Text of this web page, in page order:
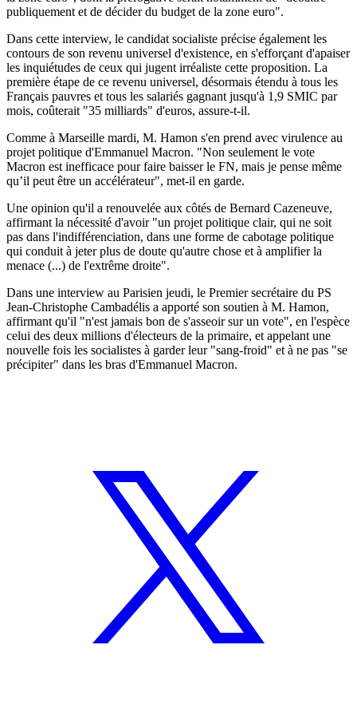
publiquement et de décider du budget de la zone euro".
Dans cette interview, le candidat socialiste précise également les
contours de son revenu universel d'existence, en s'efforçant d'apaiser
les inquiétudes de ceux qui jugent irréaliste cette proposition. La
première étape de ce revenu universel, désormais étendu à tous les
Français pauvres et tous les salariés gagnant jusqu'à 1,9 SMIC par
mois, coûterait "35 milliards" d'euros, assure-t-il.
Comme à Marseille mardi, M. Hamon s'en prend avec virulence au
projet politique d'Emmanuel Macron. "Non seulement le vote
Macron est inefficace pour faire baisser le FN, mais je pense même
qu’il peut être un accélérateur", met-il en garde.
Une opinion qu'il a renouvelée aux côtés de Bernard Cazeneuve,
affirmant la nécessité d'avoir "un projet politique clair, qui ne soit
pas dans l'indifférenciation, dans une forme de cabotage politique
qui conduit à jeter plus de doute qu'autre chose et à amplifier la
menace (...) de l'extrême droite".
Dans une interview au Parisien jeudi, le Premier secrétaire du PS
Jean-Christophe Cambadélis a apporté son soutien à M. Hamon,
affirmant qu'il "n'est jamais bon de s'asseoir sur un vote", en l'espèce
celui des deux millions d'électeurs de la primaire, et appelant une
nouvelle fois les socialistes à garder leur "sang-froid" et à ne pas "se
précipiter" dans les bras d'Emmanuel Macron.